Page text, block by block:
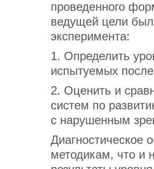
проведенного
ведущей цели
эксперимента:
1. Определить
испытуемых
2. Оценить и
систем по
с нарушенным
Диагностическое
методикам, что и